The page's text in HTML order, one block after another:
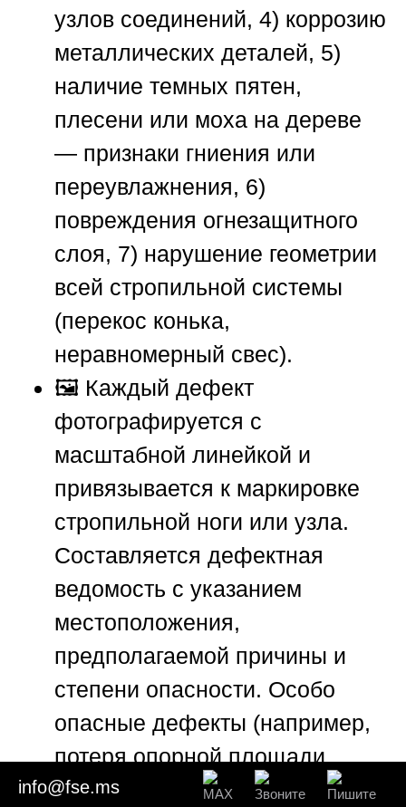
узлов соединений, 4) коррозию
металлических деталей, 5)
наличие темных пятен,
плесени или моха на дереве
— признаки гниения или
переувлажнения, 6)
повреждения огнезащитного
слоя, 7) нарушение геометрии
всей стропильной системы
(перекос конька,
неравномерный свес).
🖼️ Каждый дефект
фотографируется с
масштабной линейкой и
привязывается к маркировке
стропильной ноги или узла.
Составляется дефектная
ведомость с указанием
местоположения,
предполагаемой причины и
степени опасности. Особо
опасные дефекты (например,
потеря опорной площади
врубки) выделяются в
info@fse.ms